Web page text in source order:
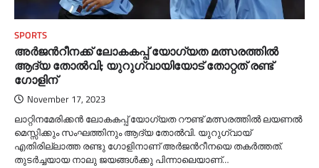
SPORTS
അര്‍ജന്‍റീനക്ക് ലോകകപ്പ് യോഗ്യത മത്സരത്തില്‍
ആദ്യ തോല്‍വി; യുറുഗ്വായിയോട് തോറ്റത് രണ്ട്
ഗോളിന്
November 17, 2023
ലാറ്റിനമേരിക്കൻ ലോകകപ്പ് യോഗ്യത റൗണ്ട് മത്സരത്തില്‍ ലയണല്‍
മെസ്സിക്കും സംഘത്തിനും ആദ്യ തോല്‍വി. യുറുഗ്വായ്
എതിരില്ലാത്ത രണ്ടു ഗോളിനാണ് അര്‍ജന്‍റീനയെ തകര്‍ത്തത്.
തുടര്‍ച്ചയായ നാലു ജയങ്ങള്‍ക്കു പിന്നാലെയാണ്…